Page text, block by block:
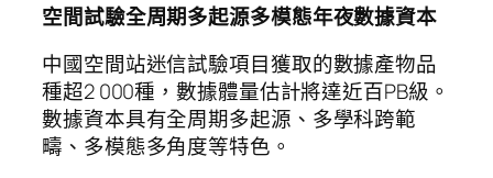
空間試驗全周期多起源多模態年夜數據資本
中國空間站迷信試驗項目獲取的數據產物品
種超2 000種，數據體量估計將達近百PB級。
數據資本具有全周期多起源、多學科跨範
疇、多模態多角度等特色。